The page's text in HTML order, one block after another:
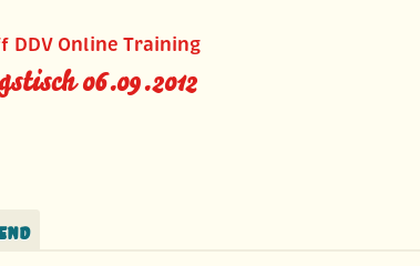
DDV Online Training
06.09.2012